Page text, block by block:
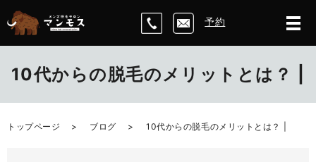
予約
10代からの脱毛のメリットとは？ |
トップページ ブログ 10代からの脱毛のメリットとは？ |